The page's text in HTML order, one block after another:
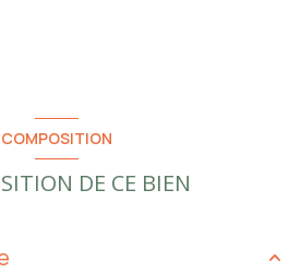
COMPOSITION
DE CE BIEN